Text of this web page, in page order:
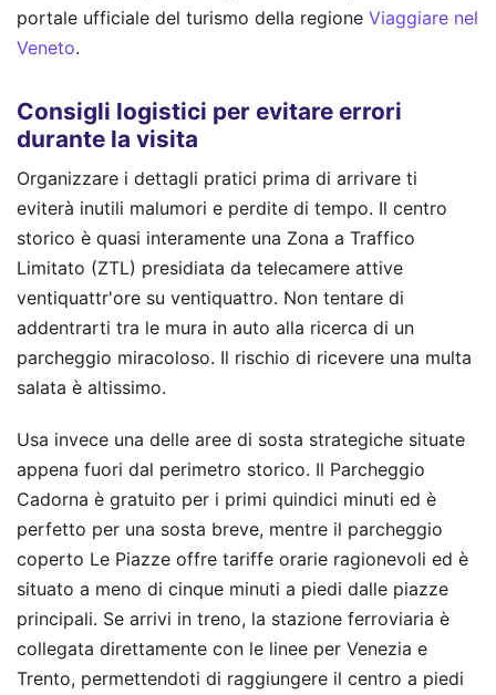
portale ufficiale del turismo della regione Viaggiare nel
Veneto.
Consigli logistici per evitare errori
durante la visita
Organizzare i dettagli pratici prima di arrivare ti
eviterà inutili malumori e perdite di tempo. Il centro
storico è quasi interamente una Zona a Traffico
Limitato (ZTL) presidiata da telecamere attive
ventiquattr'ore su ventiquattro. Non tentare di
addentrarti tra le mura in auto alla ricerca di un
parcheggio miracoloso. Il rischio di ricevere una multa
salata è altissimo.
Usa invece una delle aree di sosta strategiche situate
appena fuori dal perimetro storico. Il Parcheggio
Cadorna è gratuito per i primi quindici minuti ed è
perfetto per una sosta breve, mentre il parcheggio
coperto Le Piazze offre tariffe orarie ragionevoli ed è
situato a meno di cinque minuti a piedi dalle piazze
principali. Se arrivi in treno, la stazione ferroviaria è
collegata direttamente con le linee per Venezia e
Trento, permettendoti di raggiungere il centro a piedi